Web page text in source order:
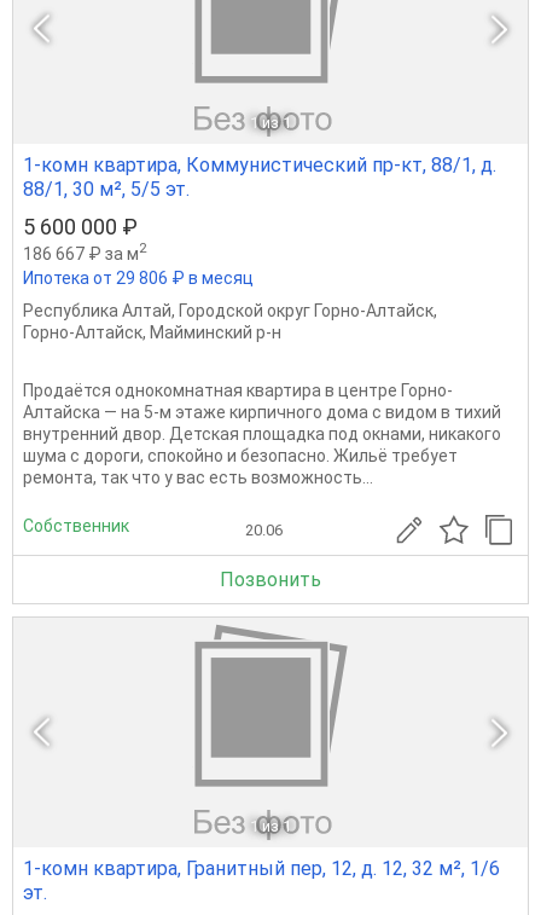
1 из 1
1-комн квартира, Коммунистический пр-кт, 88/1, д.
88/1, 30 м², 5/5 эт.
5 600 000 ₽
186 667 ₽ за м2
Ипотека от 29 806 ₽ в месяц
Республика Алтай, Городской округ Горно-Алтайск,
Горно-Алтайск, Майминский р-н
Продаётся однокомнатная квартира в центре Горно-
Алтайска — на 5-м этаже кирпичного дома с видом в тихий
внутренний двор. Детская площадка под окнами, никакого
шума с дороги, спокойно и безопасно. Жильё требует
ремонта, так что у вас есть возможность...
Собственник 20.06
Позвонить
1 из 1
1-комн квартира, Гранитный пер, 12, д. 12, 32 м², 1/6
эт.